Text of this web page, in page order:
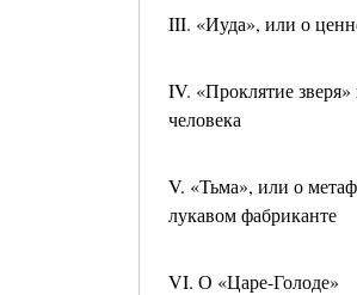
III. «Иуда», или о
IV. «Проклятие зверя»
человека
V. «Тьма», или о
лукавом фабриканте
VI. О «Царе-Голоде»